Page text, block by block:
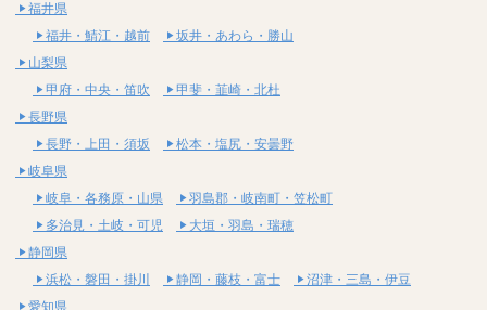
福井県
福井・鯖江・越前
坂井・あわら・勝山
山梨県
甲府・中央・笛吹
甲斐・韮崎・北杜
長野県
長野・上田・須坂
松本・塩尻・安曇野
岐阜県
岐阜・各務原・山県
羽島郡・岐南町・笠松町
多治見・土岐・可児
大垣・羽島・瑞穂
静岡県
浜松・磐田・掛川
静岡・藤枝・富士
沼津・三島・伊豆
愛知県